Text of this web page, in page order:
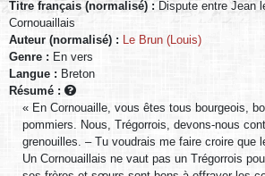
Titre français (normalisé) : Dispute entre Jean
Cornouaillais
Auteur (normalisé) :
Le Brun (Louis)
Genre : En vers
Langue : Breton
Résumé :
« En Cornouaille, vous êtes tous bourgeois,
pommiers. Nous, Trégorrois, devons-nous
grenouilles. – Tu voudrais me faire croire que
Un Cornouaillais ne vaut pas un Trégorrois